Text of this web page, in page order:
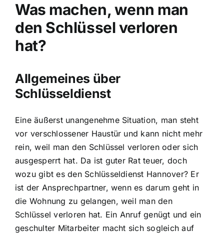
Was machen, wenn man
den Schlüssel verloren
hat?
Allgemeines über
Schlüsseldienst
Eine äußerst unangenehme Situation, man steht
vor verschlossener Haustür und kann nicht mehr
rein, weil man den Schlüssel verloren oder sich
ausgesperrt hat. Da ist guter Rat teuer, doch
wozu gibt es den Schlüsseldienst Hannover? Er
ist der Ansprechpartner, wenn es darum geht in
die Wohnung zu gelangen, weil man den
Schlüssel verloren hat. Ein Anruf genügt und ein
geschulter Mitarbeiter macht sich sogleich auf